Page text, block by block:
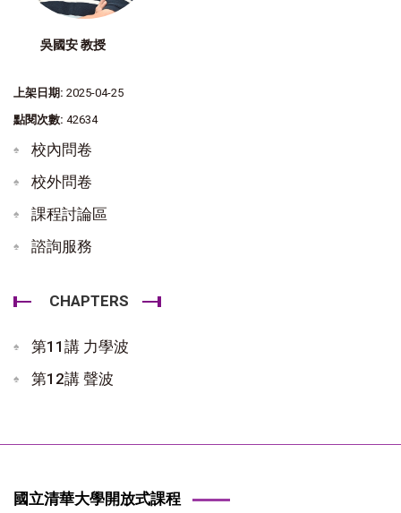
吳國安 教授
上架日期: 2025-04-25
點閱次數: 42634
校內問卷
校外問卷
課程討論區
諮詢服務
CHAPTERS
第11講 力學波
第12講 聲波
國立清華大學開放式課程